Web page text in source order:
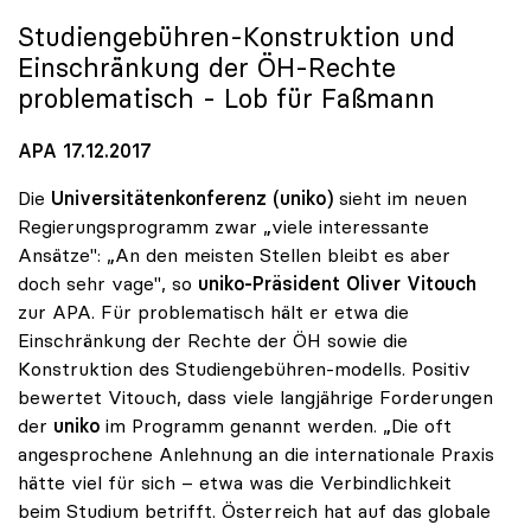
Studiengebühren-Konstruktion und
Einschränkung der ÖH-Rechte
problematisch - Lob für Faßmann
APA 17.12.2017
Die Universitätenkonferenz (uniko) sieht im neuen
Regierungsprogramm zwar „viele interessante
Ansätze": „An den meisten Stellen bleibt es aber
doch sehr vage", so uniko-Präsident Oliver Vitouch
zur APA. Für problematisch hält er etwa die
Einschränkung der Rechte der ÖH sowie die
Konstruktion des Studiengebühren-modells. Positiv
bewertet Vitouch, dass viele langjährige Forderungen
der uniko im Programm genannt werden. „Die oft
angesprochene Anlehnung an die internationale Praxis
hätte viel für sich – etwa was die Verbindlichkeit
beim Studium betrifft. Österreich hat auf das globale